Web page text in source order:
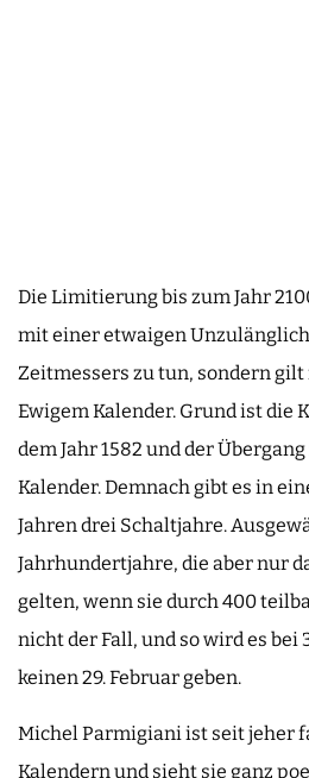
Die Limitierung bis zum Jahr
mit einer etwaigen
Zeitmessers zu tun, sondern
Ewigem Kalender. Grund ist die
dem Jahr 1582 und der
Kalender. Demnach gibt es in
Jahren drei Schaltjahre.
Jahrhundertjahre, die aber nur
gelten, wenn sie durch 400
nicht der Fall, und so wird es bei
keinen 29. Februar geben.
Michel Parmigiani ist seit jeher
Kalendern und sieht sie ganz